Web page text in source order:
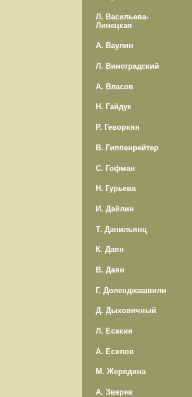
Л. Васильева-
Линецкая
А. Ваулин
Л. Виноградский
А. Власов
Н. Гайдук
Р. Геворкян
В. Гиппенрейтер
С. Гофман
Н. Гурьева
И. Дайлин
Т. Данильянц
К. Даян
В. Даян
Г. Доленджашвили
Д. Дыховичный
Л. Есакия
А. Есипов
М. Жерядина
А. Зверев